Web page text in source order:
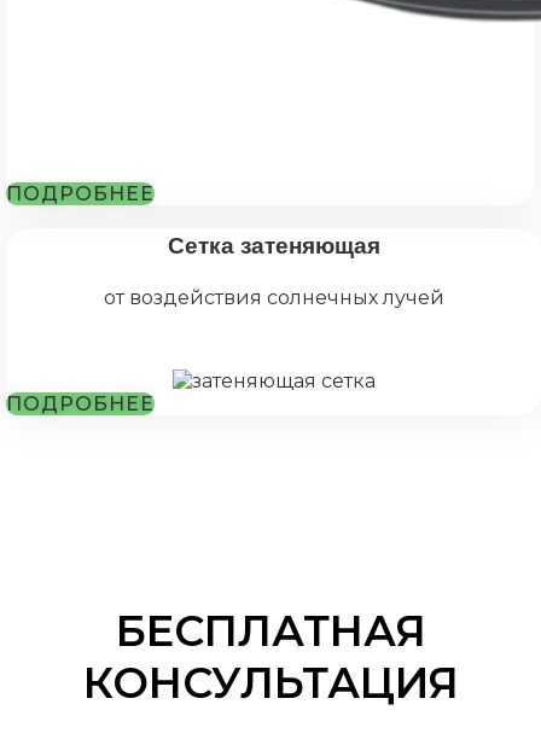
ПОДРОБНЕЕ
Сетка затеняющая
от воздействия солнечных лучей
ПОДРОБНЕЕ
БЕСПЛАТНАЯ
КОНСУЛЬТАЦИЯ